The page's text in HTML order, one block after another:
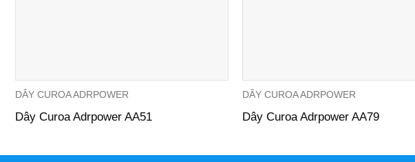
DÂY CUROA ADRPOWER
Dây Curoa Adrpower AA51
DÂY CUROA ADRPOWER
Dây Curoa Adrpower AA79